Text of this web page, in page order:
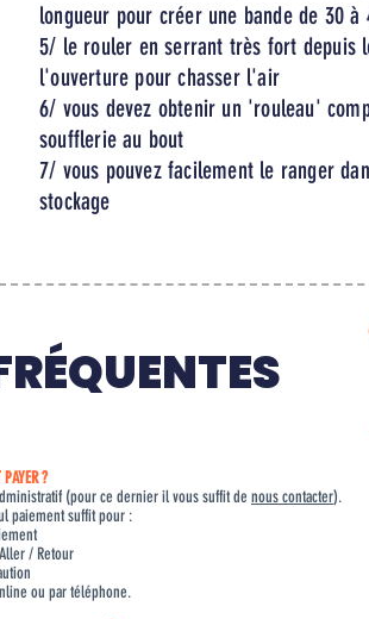
longueur pour créer une bande de 30 à
5/ le rouler en serrant très fort depuis
l'ouverture pour chasser l'air
6/ vous devez obtenir un 'rouleau'
soufflerie au bout
7/ vous pouvez facilement le ranger
stockage
?
(pour ce dernier il vous suffit de nous contacter).
paiement suffit pour :
/ Retour
ou par téléphone.